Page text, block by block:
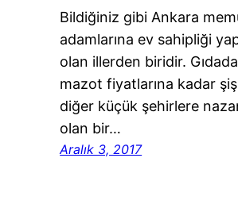
Bildiğiniz gibi Ankara
adamlarına ev sahipliği
olan illerden biridir.
mazot fiyatlarına kadar
diğer küçük şehirlere
olan bir…
Aralık 3, 2017